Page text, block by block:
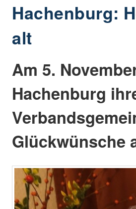
Hachenburg:
alt
Am 5.
Hachenburg
Glückwünsche